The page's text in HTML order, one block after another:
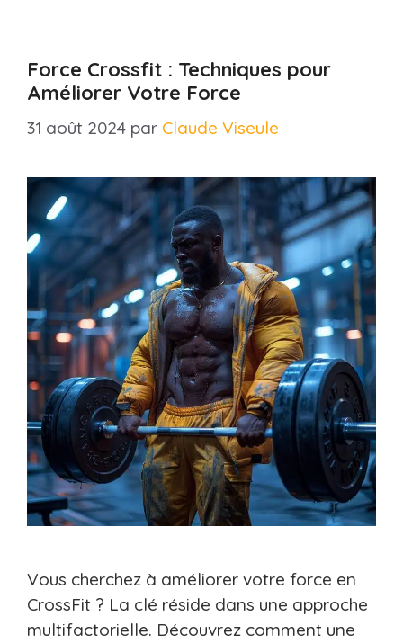
Force Crossfit : Techniques pour
Améliorer Votre Force
31 août 2024 par Claude Viseule
Vous cherchez à améliorer votre force en
CrossFit ? La clé réside dans une approche
multifactorielle. Découvrez comment une